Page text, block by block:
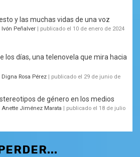
y las muchas vidas de una voz
Ivón Peñalver | publicado el 10 de enero de 2024
los días, una telenovela que mira hacia
Digna Rosa Pérez | publicado el 29 de junio de
de género en los medios
Anette Jiménez Marata | publicado el 18 de julio